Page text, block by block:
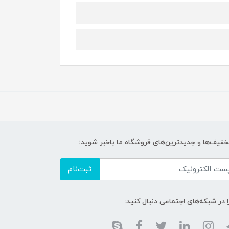
و جدیدترین‌های فروشگاه ما باخبر شوید:
ثبت‌نام
در شبکه‌های اجتماعی دنبال کنید: